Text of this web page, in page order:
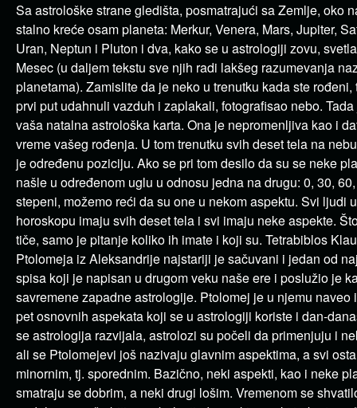
Sa astrološke strane gledišta, posmatrajući sa Zemlje, oko
stalno kreće osam planeta: Merkur, Venera, Mars, Jupiter,
Uran, Neptun i Pluton i dva, kako se u astrologiji zovu,
Mesec (u daljem tekstu sve njih radi lakšeg razumevanja
planetama). Zamislite da je neko u trenutku kada ste rođeni,
prvi put udahnuli vazduh i zaplakali, fotografisao nebo.
vaša natalna astrološka karta. Ona je nepromenljiva kao i
vreme vašeg rođenja. U tom trenutku svih deset tela na
je određenu poziciju. Ako se pri tom desilo da su se neke
našle u određenom uglu u odnosu jedna na drugu: 0, 30,
stepeni, možemo reći da su one u nekom aspektu. Svi ljudi
horoskopu imaju svih deset tela i svi imaju neke aspekte.
tiče, samo je pitanje koliko ih imate i koji su. Tetrabiblos
Ptolomeja iz Aleksandrije najstariji je sačuvani i jedan od
spisa koji je napisan u drugom veku naše ere i poslužio je
savremene zapadne astrologije. Ptolomej je u njemu naveo
pet osnovnih aspekata koji se u astrologiji koriste i dan-
se astrologija razvijala, astrolozi su počeli da primenjuju i
ali se Ptolomejevi još nazivaju glavnim aspektima, a svi
minornim, tj. sporednim. Bazično, neki aspekti, kao i neke
smatraju se dobrim, a neki drugi lošim. Vremenom se